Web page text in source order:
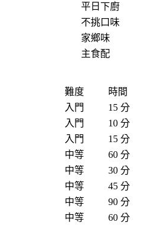
平日下廚
不挑口味
家鄉味
主食配
難度
時間
入門
15 分
入門
10 分
入門
15 分
中等
60 分
中等
30 分
中等
45 分
中等
90 分
中等
60 分